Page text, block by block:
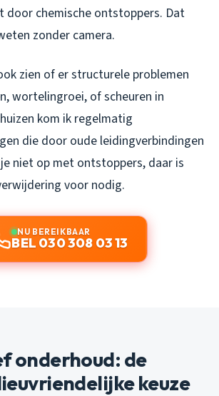
door chemische ontstoppers. Dat
zonder camera.
zien of er structurele problemen
wortelingroei, of scheuren in
kom ik regelmatig
die door oude leidingverbindingen
niet op met ontstoppers, daar is
voor nodig.
NU BEREIKBAAR
BEL 030 308 03 13
onderhoud: de
keuze